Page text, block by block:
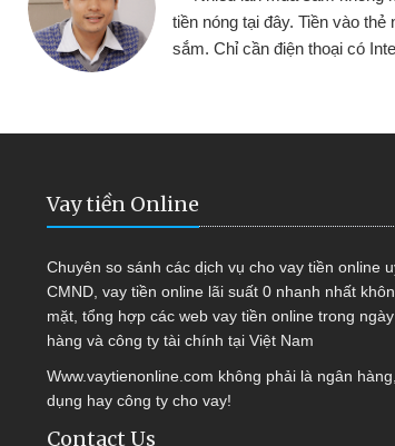
Tôi kinh doanh buôn bán
hàng, nhờ biết đến website
quyết được công việc của
Vay tiền Online
Chuyên so sánh các dịch vụ cho vay tiền online
CMND, vay tiền online lãi suất 0 nhanh nhất
mặt, tổng hợp các web vay tiền online trong
hàng và công ty tài chính tại Việt Nam
Www.vaytienonline.com không phải là ngân
dụng hay công ty cho vay!
Contact Us